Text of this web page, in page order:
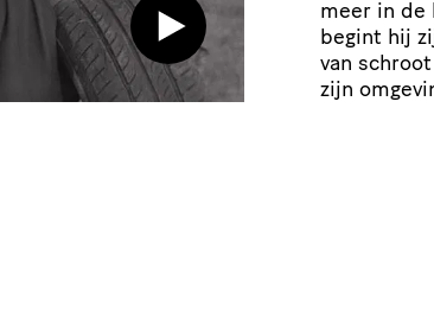
meer in de
begint hij
van
zijn